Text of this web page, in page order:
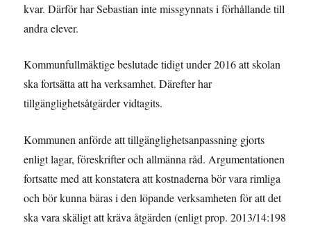
kvar. Därför har Sebastian inte missgynnats i förhållande till
andra elever.
Kommunfullmäktige beslutade tidigt under 2016 att skolan
ska fortsätta att ha verksamhet. Därefter har
tillgänglighetsåtgärder vidtagits.
Kommunen anförde att tillgänglighetsanpassning gjorts
enligt lagar, föreskrifter och allmänna råd. Argumentationen
fortsatte med att konstatera att kostnaderna bör vara rimliga
och bör kunna bäras i den löpande verksamheten för att det
ska vara skäligt att kräva åtgärden (enligt prop. 2013/14:198